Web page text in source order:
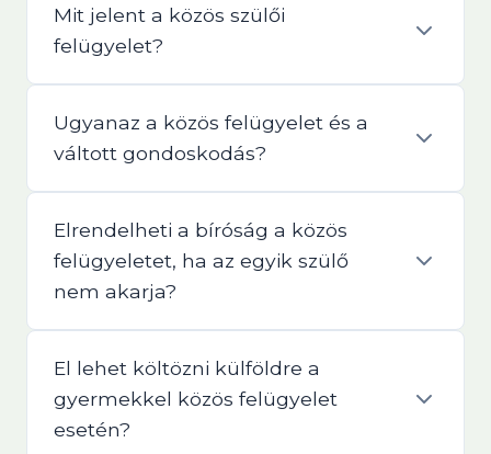
Mit jelent a közös szülői
felügyelet?
Ugyanaz a közös felügyelet és a
váltott gondoskodás?
Elrendelheti a bíróság a közös
felügyeletet, ha az egyik szülő
nem akarja?
El lehet költözni külföldre a
gyermekkel közös felügyelet
esetén?